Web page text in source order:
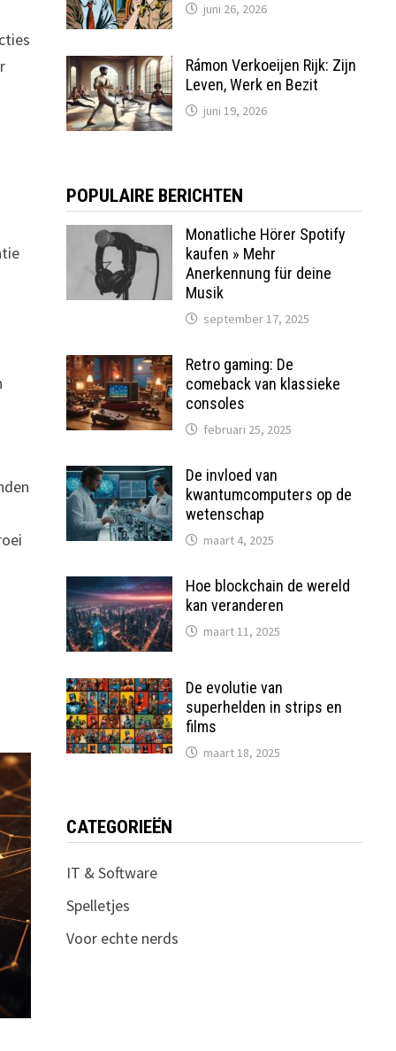
juni 26, 2026
Rámon Verkoeijen Rijk: Zijn
Leven, Werk en Bezit
juni 19, 2026
POPULAIRE BERICHTEN
Monatliche Hörer Spotify
kaufen » Mehr
Anerkennung für deine
Musik
september 17, 2025
Retro gaming: De
comeback van klassieke
consoles
februari 25, 2025
De invloed van
kwantumcomputers op de
wetenschap
maart 4, 2025
Hoe blockchain de wereld
kan veranderen
maart 11, 2025
De evolutie van
superhelden in strips en
films
maart 18, 2025
CATEGORIEËN
IT & Software
Spelletjes
Voor echte nerds